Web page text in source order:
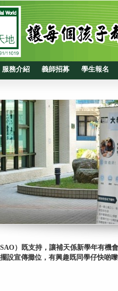
服務介紹 義師招募 學生報名
）既支持，讓補天係新學年有機
設宣傳攤位，有興趣既同學仔快啲